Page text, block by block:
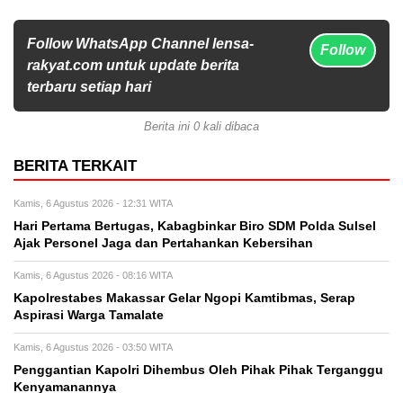
Follow WhatsApp Channel lensa-
rakyat.com untuk update berita
terbaru setiap hari
Follow
Berita ini 0 kali dibaca
BERITA TERKAIT
Kamis, 6 Agustus 2026 - 12:31 WITA
Hari Pertama Bertugas, Kabagbinkar Biro SDM Polda Sulsel
Ajak Personel Jaga dan Pertahankan Kebersihan
Kamis, 6 Agustus 2026 - 08:16 WITA
Kapolrestabes Makassar Gelar Ngopi Kamtibmas, Serap
Aspirasi Warga Tamalate
Kamis, 6 Agustus 2026 - 03:50 WITA
Penggantian Kapolri Dihembus Oleh Pihak Pihak Terganggu
Kenyamanannya